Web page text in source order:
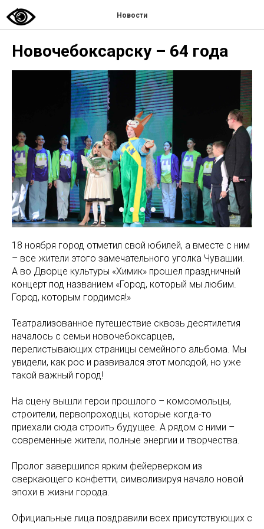
Новости
Новочебоксарску – 64 года
18 ноября город отметил свой юбилей, а вместе с ним
– все жители этого замечательного уголка Чувашии.
А во Дворце культуры «Химик» прошел праздничный
концерт под названием «Город, который мы любим.
Город, которым гордимся!»
Театрализованное путешествие сквозь десятилетия
началось с семьи новочебоксарцев,
перелистывающих страницы семейного альбома. Мы
увидели, как рос и развивался этот молодой, но уже
такой важный город!
На сцену вышли герои прошлого – комсомольцы,
строители, первопроходцы, которые когда-то
приехали сюда строить будущее. А рядом с ними –
современные жители, полные энергии и творчества.
Пролог завершился ярким фейерверком из
сверкающего конфетти, символизируя начало новой
эпохи в жизни города.
Официальные лица поздравили всех присутствующих с